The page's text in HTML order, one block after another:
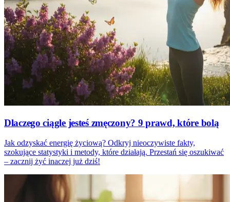
Dlaczego ciągle jesteś zmęczony? 9 prawd, które bolą
Jak odzyskać energię życiową? Odkryj nieoczywiste fakty,
szokujące statystyki i metody, które działają. Przestań się oszukiwać
– zacznij żyć inaczej już dziś!